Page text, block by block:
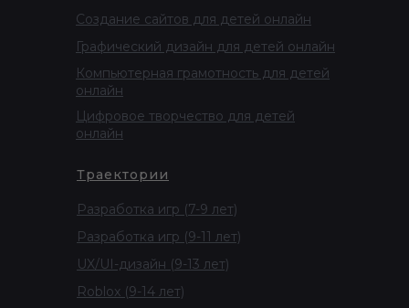
Траектории
Разработка игр (7-9 лет)
UX/UI-дизайн (9-13 лет)
Roblox (9-14 лет)
Разработка игр (9-11 лет)
Создание сайтов для детей онлайн
Цифровое творчество для детей
онлайн
Компьютерная грамотность для детей
онлайн
Графический дизайн для детей онлайн